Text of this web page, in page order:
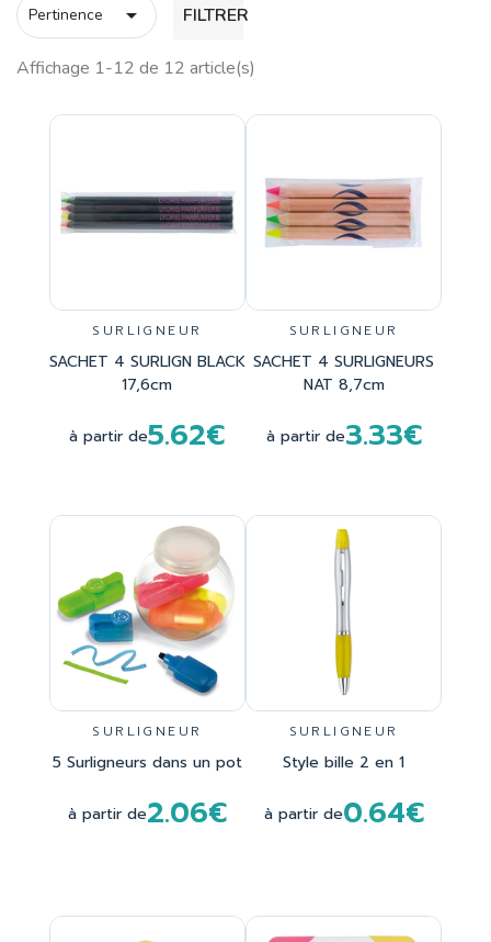
Pertinence  FILTRER
Affichage 1-12 de 12 article(s)
SURLIGNEUR
SACHET 4 SURLIGN BLACK
17,6cm
à partir de5.62€
SURLIGNEUR
SACHET 4 SURLIGNEURS
NAT 8,7cm
à partir de3.33€
SURLIGNEUR
5 Surligneurs dans un pot
à partir de2.06€
SURLIGNEUR
Style bille 2 en 1
à partir de0.64€